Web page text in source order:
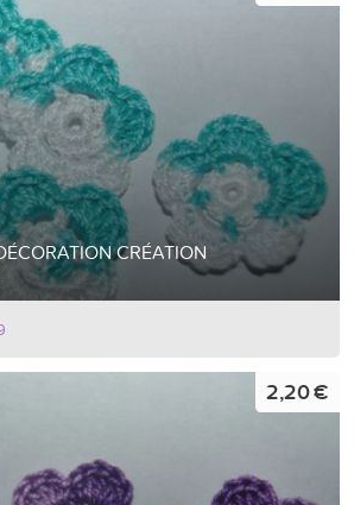
CRÉATION
2,20 €